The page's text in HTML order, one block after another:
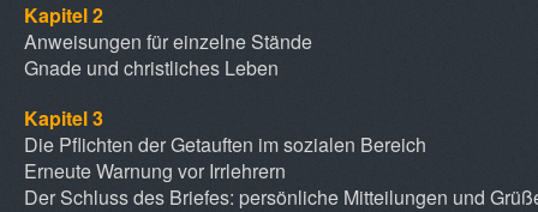
Kapitel 2
Anweisungen für einzelne Stände
Gnade und christliches Leben
Kapitel 3
Die Pflichten der Getauften im sozialen Bereich
Erneute Warnung vor Irrlehrern
Der Schluss des Briefes: persönliche Mitteilungen und